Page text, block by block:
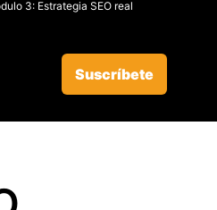
3: Estrategia SEO real
Suscríbete